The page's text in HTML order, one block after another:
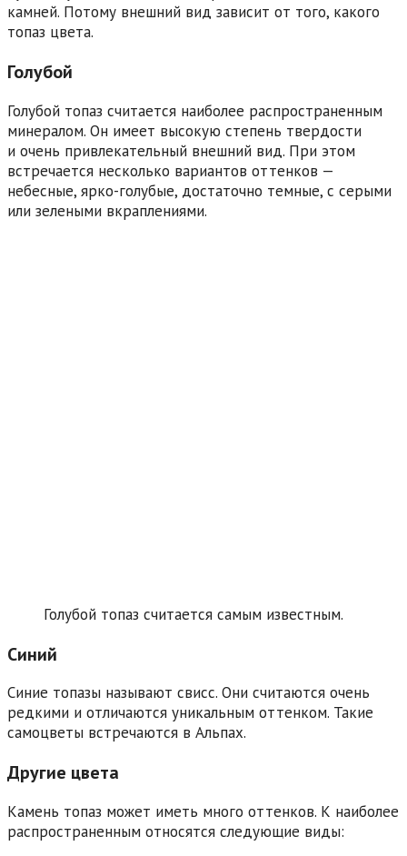
камней. Потому внешний вид зависит от того, какого
топаз цвета.
Голубой
Голубой топаз считается наиболее распространенным
минералом. Он имеет высокую степень твердости
и очень привлекательный внешний вид. При этом
встречается несколько вариантов оттенков —
небесные, ярко-голубые, достаточно темные, с серыми
или зелеными вкраплениями.
Голубой топаз считается самым известным.
Синий
Синие топазы называют свисс. Они считаются очень
редкими и отличаются уникальным оттенком. Такие
самоцветы встречаются в Альпах.
Другие цвета
Камень топаз может иметь много оттенков. К наиболее
распространенным относятся следующие виды: